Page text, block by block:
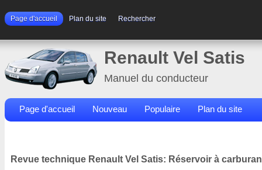
Page d'accueil Plan du site Rechercher
Renault Vel Satis
Manuel du conducteur
Page d'accueil Nouveau Populaire Plan du site
Revue technique Renault Vel Satis: Réservoir à